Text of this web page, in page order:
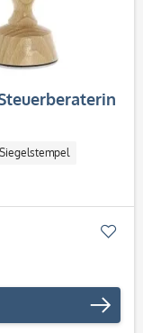
Siegelstempel